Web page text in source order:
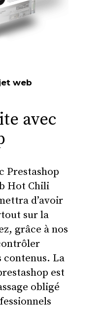
web
avec
Prestashop
Hot Chili
d’avoir
sur la
grâce à nos
contenus. La
est
obligé